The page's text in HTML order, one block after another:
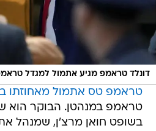
דונלד טראמפ מגיע אתמול למגדל טראמפ
טראמפ טס אתמול מאחוזתו
טראמפ במנהטן. הבוקר הוא
בשופט חואן מרצ'ן, שמנהל